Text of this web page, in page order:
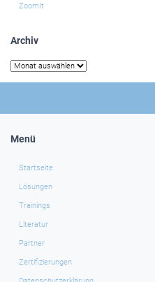
ZoomIt
Archiv
Archiv
Menü
Startseite
Lösungen
Trainings
Literatur
Partner
Zertifizierungen